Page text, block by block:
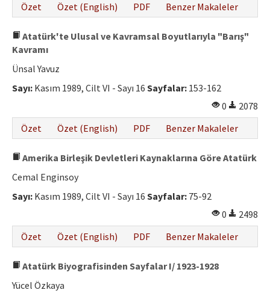
Özet
Özet (English) PDF Benzer Makaleler
Atatürk'te Ulusal ve Kavramsal Boyutlarıyla "Barış"
Kavramı
Ünsal Yavuz
Sayı: Kasım 1989, Cilt VI - Sayı 16 Sayfalar: 153-162
0
2078
Özet
Özet (English) PDF Benzer Makaleler
Amerika Birleşik Devletleri Kaynaklarına Göre Atatürk
Cemal Enginsoy
Sayı: Kasım 1989, Cilt VI - Sayı 16 Sayfalar: 75-92
0
2498
Özet
Özet (English) PDF Benzer Makaleler
Atatürk Biyografisinden Sayfalar I/ 1923-1928
Yücel Özkaya